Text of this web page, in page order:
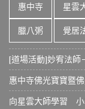
惠中寺 星雲
臘八粥 覺居
[道場活動]妙宥法師
惠中寺佛光寶寶暨
向星雲大師學習 小